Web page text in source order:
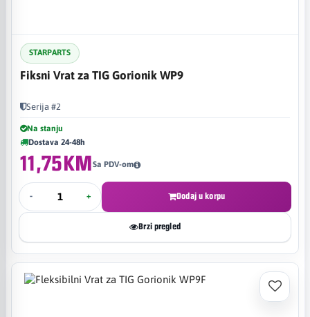
STARPARTS
Fiksni Vrat za TIG Gorionik WP9
Serija #2
Na stanju
Dostava 24-48h
11,75KMSa PDV-om
- + Dodaj u korpu
Brzi pregled